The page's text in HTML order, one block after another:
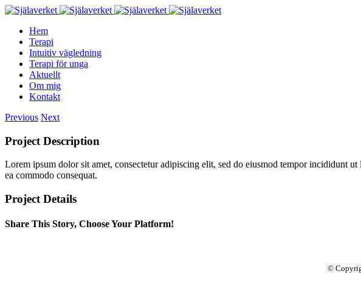
Hem
Terapi
Intuitiv vägledning
Terapi för unga
Aktuellt
Om mig
Kontakt
Previous Next
Project Description
Lorem ipsum dolor sit amet, consectetur adipiscing elit, sed do eiusmod tempor incididunt
ea commodo consequat.
Project Details
Share This Story, Choose Your Platform!
©